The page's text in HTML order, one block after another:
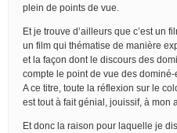
plein de points de vue.
Et je trouve d’ailleurs que c’est un
un film qui thématise de manière
et la façon dont le discours des
compte le point de vue des dominé-
A ce titre, toute la réflexion sur le
est tout à fait génial, jouissif, à mon
Et donc la raison pour laquelle je